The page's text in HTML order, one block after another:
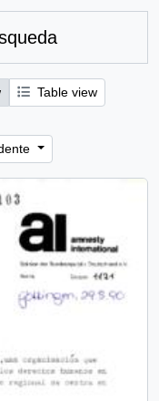
Table view